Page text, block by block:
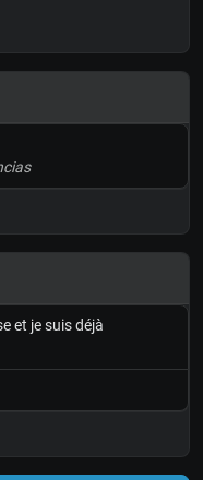
et je suis déjà